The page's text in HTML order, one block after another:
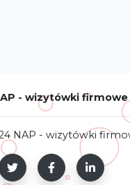
- wizytówki firmowe
NAP - wizytówki